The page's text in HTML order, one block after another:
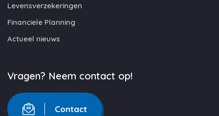
Levensverzekeringen
Financiele Planning
Actueel nieuws
Vragen? Neem contact op!
Contact